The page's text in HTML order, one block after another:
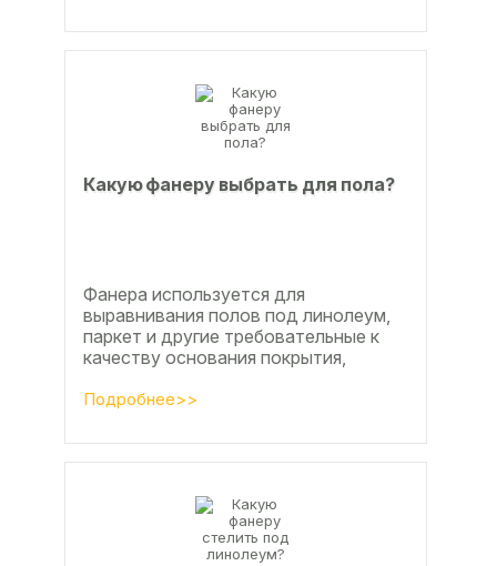
Какую фанеру выбрать для пола?
Фанера используется для
выравнивания полов под линолеум,
паркет и другие требовательные к
качеству основания покрытия,
по деревянным лагам или...
Подробнее>>